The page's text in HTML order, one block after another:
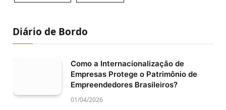
Diário de Bordo
Como a Internacionalização de
Empresas Protege o Patrimônio de
Empreendedores Brasileiros?
01/04/2026